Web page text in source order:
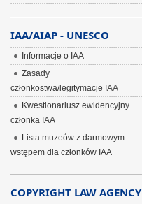
IAA/AIAP - UNESCO
Informacje o IAA
Zasady
członkostwa/legitymacje IAA
Kwestionariusz ewidencyjny
członka IAA
Lista muzeów z darmowym
wstępem dla członków IAA
COPYRIGHT LAW AGENCY